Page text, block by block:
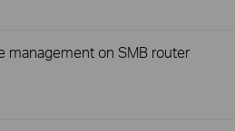
management on SMB router